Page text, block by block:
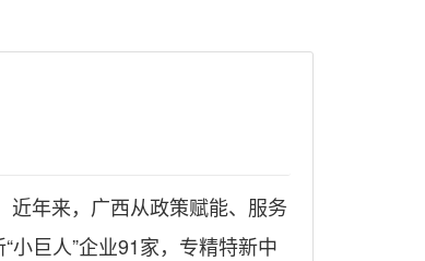
年来，广西从政策赋能、服务
巨人”企业91家，专精特新中